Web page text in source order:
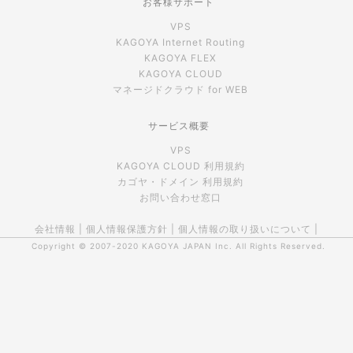
VPS
KAGOYA Internet Routing
KAGOYA FLEX
KAGOYA CLOUD
マネージドクラウド for WEB
サービス概要
VPS
KAGOYA CLOUD 利用規約
カゴヤ・ドメイン 利用規約
お問い合わせ窓口
会社情報 個人情報保護方針 個人情報の取り扱いについて
Copyright © 2007-2020 KAGOYA JAPAN Inc. All Rights Reserved.